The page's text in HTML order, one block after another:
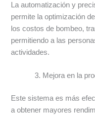
La automatización y
permite la optimización
los costos de bombeo,
permitiendo a las
actividades.
Mejora en la
Este sistema es más
a obtener mayores